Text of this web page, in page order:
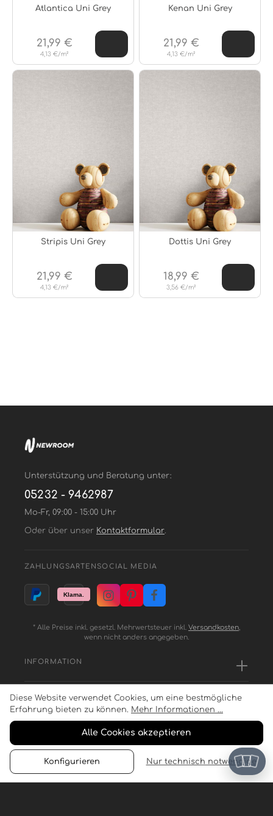
Atlantica Uni Grey
4,13 €/m²
21,99 €
Kenan Uni Grey
4,13 €/m²
21,99 €
Stripis Uni Grey
4,13 €/m²
21,99 €
Dottis Uni Grey
3,56 €/m²
18,99 €
Unterstützung und Beratung unter:
05232 - 9462987
Mo-Fr, 09:00 - 15:00 Uhr
Oder über unser Kontaktformular.
ZAHLUNGSARTEN SOCIAL MEDIA
* Alle Preise inkl. gesetzl. Mehrwertsteuer inkl. Versandkosten,
wenn nicht anders angegeben.
INFORMATION
SERVICE
Diese Website verwendet Cookies, um eine bestmögliche
Erfahrung bieten zu können. Mehr Informationen ...
Alle Cookies akzeptieren
Konfigurieren Nur technisch notwendige